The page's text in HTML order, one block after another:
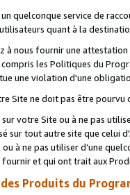
quelconque service de
quant à la
à nous fournir une
les Politiques du
une violation d'une
Site ne doit pas être
votre Site ou à ne pas
tout autre site que celui
à ne pas utiliser d’une
et qui ont trait aux
Produits du